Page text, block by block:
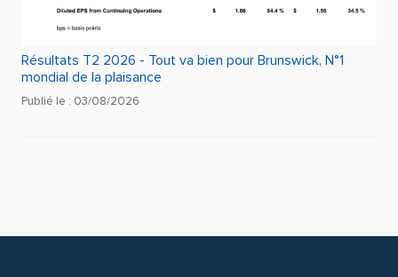
Résultats T2 2026 - Tout va bien pour Brunswick, N°1
mondial de la plaisance
Publié le : 03/08/2026